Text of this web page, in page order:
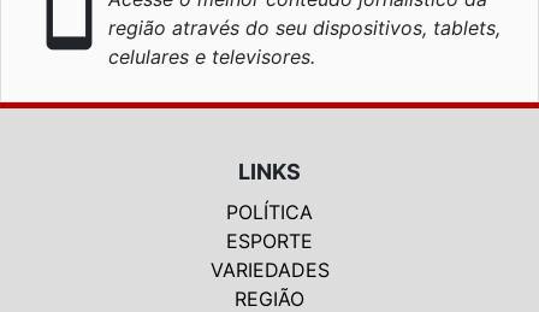
região através do seu dispositivos, tablets,
celulares e televisores.
LINKS
POLÍTICA
ESPORTE
VARIEDADES
REGIÃO